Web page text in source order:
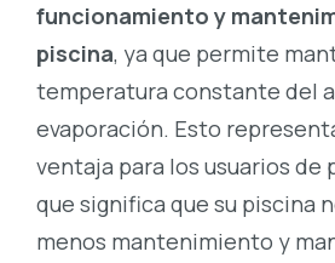
funcionamiento y
piscina, ya que permite
temperatura constante del
evaporación. Esto
ventaja para los usuarios de
que significa que su piscina
menos mantenimiento y